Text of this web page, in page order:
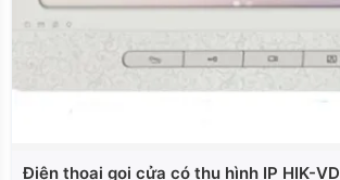
Điện thoại gọi cửa có thu hình IP HIK-